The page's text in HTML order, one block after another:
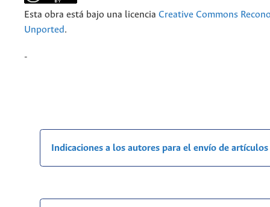
Esta obra está bajo una licencia Creative Commons
Unported.
-
Indicaciones a los autores para el envío de artículos